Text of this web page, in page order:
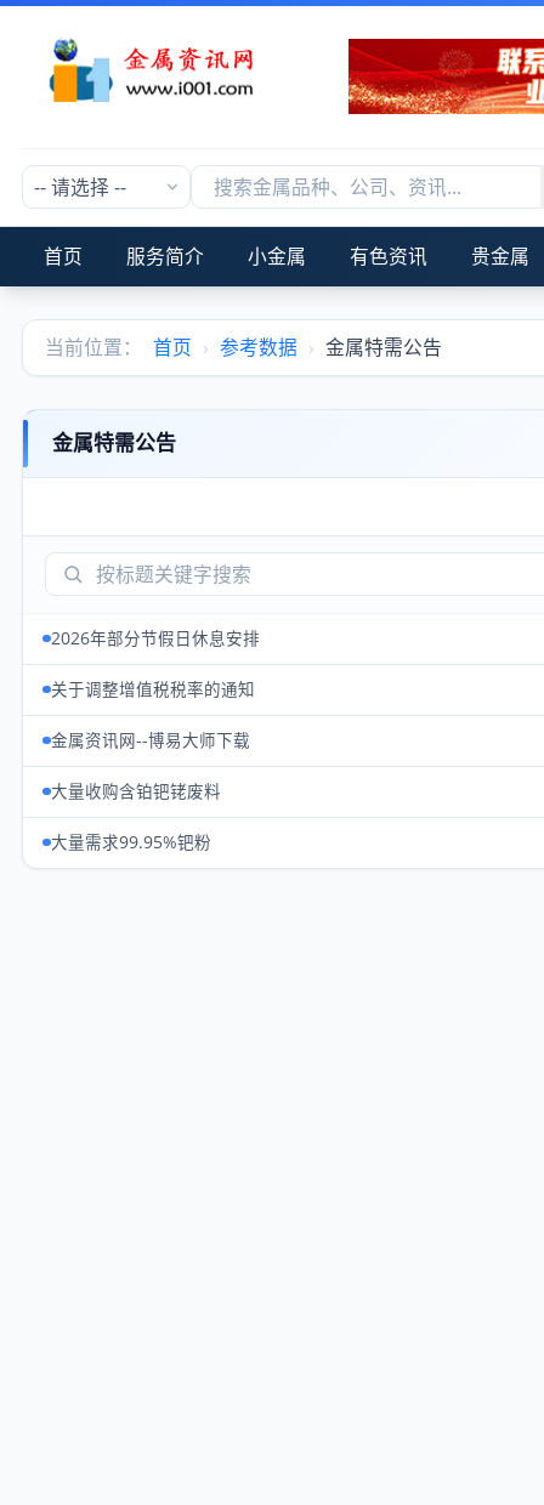
首页 服务简介 小金属 有色资讯 贵金属
当前位置： 首页 › 参考数据 › 金属特需公告
金属特需公告
2026年部分节假日休息安排
关于调整增值税税率的通知
金属资讯网--博易大师下载
大量收购含铂钯铑废料
大量需求99.95%钯粉